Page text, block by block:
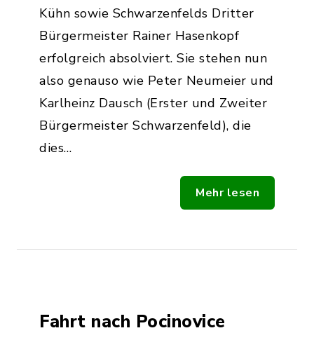
Kühn sowie Schwarzenfelds Dritter
Bürgermeister Rainer Hasenkopf
erfolgreich absolviert. Sie stehen nun
also genauso wie Peter Neumeier und
Karlheinz Dausch (Erster und Zweiter
Bürgermeister Schwarzenfeld), die
dies…
Mehr lesen
Fahrt nach Pocinovice